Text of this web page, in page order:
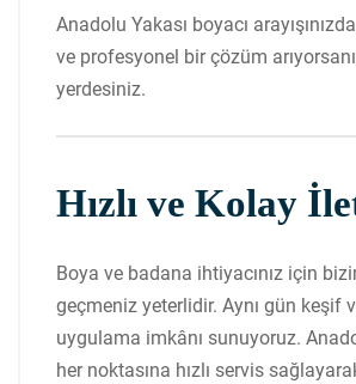
Anadolu Yakası boyacı
ve profesyonel bir çözüm
yerdesiniz.
Hızlı ve Kolay
Boya ve badana ihtiyacınız için
geçmeniz yeterlidir. Aynı gün keşif
uygulama imkânı sunuyoruz.
her noktasına hızlı servis